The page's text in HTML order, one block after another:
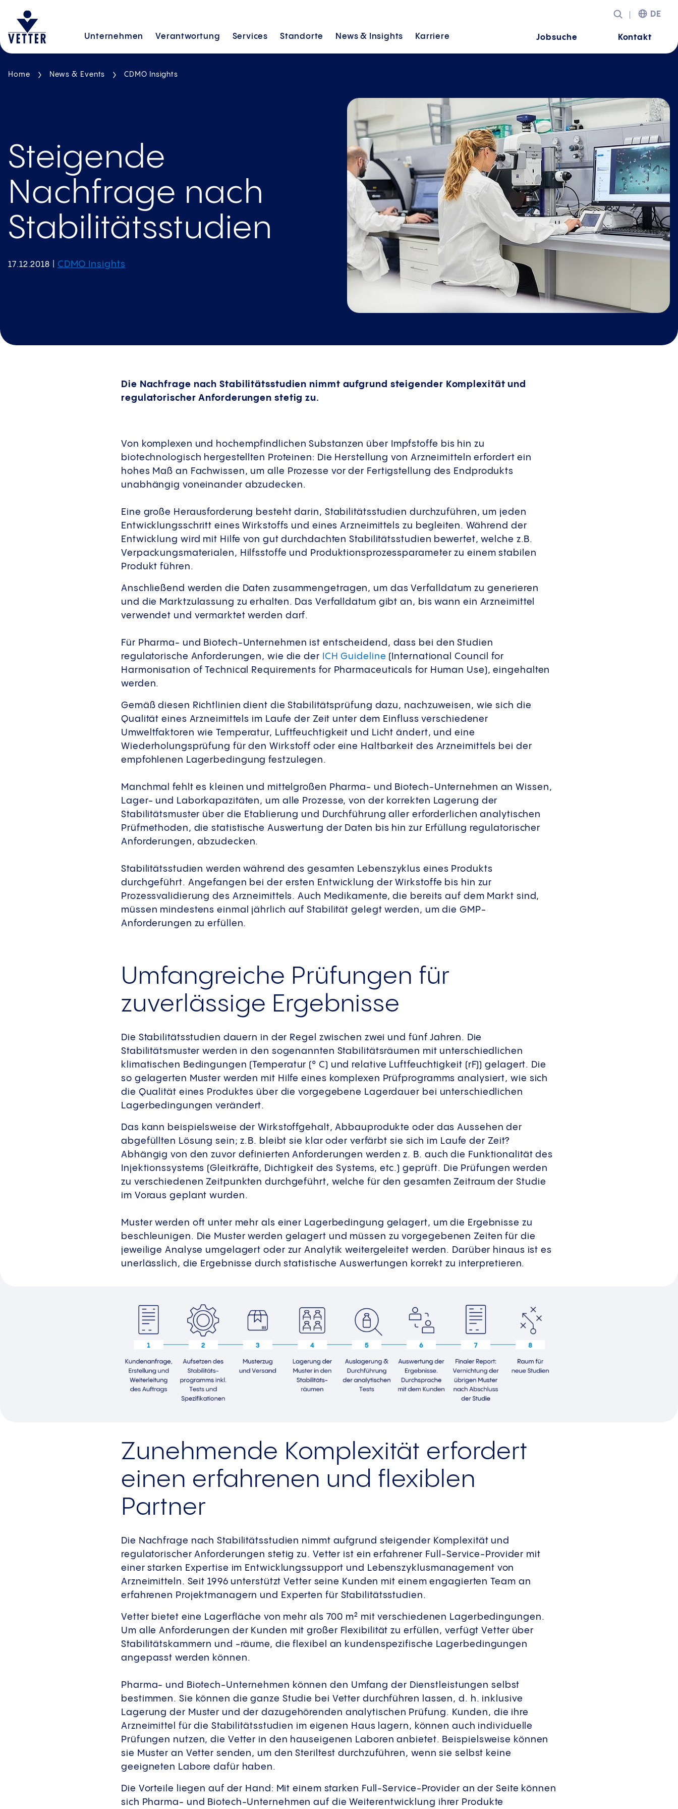
Unternehmen Verantwortung Services Standorte News & Insights Karriere
DE
Jobsuche Kontakt
Home News & Events CDMO Insights
Steigende
Nachfrage nach
Stabilitätsstudien
17.12.2018 CDMO Insights
Die Nachfrage nach Stabilitätsstudien nimmt aufgrund steigender Komplexität und
regulatorischer Anforderungen stetig zu.
Von komplexen und hochempfindlichen Substanzen über Impfstoffe bis hin zu
biotechnologisch hergestellten Proteinen: Die Herstellung von Arzneimitteln erfordert ein
hohes Maß an Fachwissen, um alle Prozesse vor der Fertigstellung des Endprodukts
unabhängig voneinander abzudecken.
Eine große Herausforderung besteht darin, Stabilitätsstudien durchzuführen, um jeden
Entwicklungsschritt eines Wirkstoffs und eines Arzneimittels zu begleiten. Während der
Entwicklung wird mit Hilfe von gut durchdachten Stabilitätsstudien bewertet, welche z.B.
Verpackungsmaterialen, Hilfsstoffe und Produktionsprozessparameter zu einem stabilen
Produkt führen.
Anschließend werden die Daten zusammengetragen, um das Verfalldatum zu generieren
und die Marktzulassung zu erhalten. Das Verfalldatum gibt an, bis wann ein Arzneimittel
verwendet und vermarktet werden darf.
Für Pharma- und Biotech-Unternehmen ist entscheidend, dass bei den Studien
regulatorische Anforderungen, wie die der ICH Guideline (International Council for
Harmonisation of Technical Requirements for Pharmaceuticals for Human Use), eingehalten
werden.
Gemäß diesen Richtlinien dient die Stabilitätsprüfung dazu, nachzuweisen, wie sich die
Qualität eines Arzneimittels im Laufe der Zeit unter dem Einfluss verschiedener
Umweltfaktoren wie Temperatur, Luftfeuchtigkeit und Licht ändert, und eine
Wiederholungsprüfung für den Wirkstoff oder eine Haltbarkeit des Arzneimittels bei der
empfohlenen Lagerbedingung festzulegen.
Manchmal fehlt es kleinen und mittelgroßen Pharma- und Biotech-Unternehmen an Wissen,
Lager- und Laborkapazitäten, um alle Prozesse, von der korrekten Lagerung der
Stabilitätsmuster über die Etablierung und Durchführung aller erforderlichen analytischen
Prüfmethoden, die statistische Auswertung der Daten bis hin zur Erfüllung regulatorischer
Anforderungen, abzudecken.
Stabilitätsstudien werden während des gesamten Lebenszyklus eines Produkts
durchgeführt. Angefangen bei der ersten Entwicklung der Wirkstoffe bis hin zur
Prozessvalidierung des Arzneimittels. Auch Medikamente, die bereits auf dem Markt sind,
müssen mindestens einmal jährlich auf Stabilität gelegt werden, um die GMP-
Anforderungen zu erfüllen.
Umfangreiche Prüfungen für
zuverlässige Ergebnisse
Die Stabilitätsstudien dauern in der Regel zwischen zwei und fünf Jahren. Die
Stabilitätsmuster werden in den sogenannten Stabilitätsräumen mit unterschiedlichen
klimatischen Bedingungen (Temperatur (° C) und relative Luftfeuchtigkeit (rF)) gelagert. Die
so gelagerten Muster werden mit Hilfe eines komplexen Prüfprogramms analysiert, wie sich
die Qualität eines Produktes über die vorgegebene Lagerdauer bei unterschiedlichen
Lagerbedingungen verändert.
Das kann beispielsweise der Wirkstoffgehalt, Abbauprodukte oder das Aussehen der
abgefüllten Lösung sein; z.B. bleibt sie klar oder verfärbt sie sich im Laufe der Zeit?
Abhängig von den zuvor definierten Anforderungen werden z. B. auch die Funktionalität des
Injektionssystems (Gleitkräfte, Dichtigkeit des Systems, etc.) geprüft. Die Prüfungen werden
zu verschiedenen Zeitpunkten durchgeführt, welche für den gesamten Zeitraum der Studie
im Voraus geplant wurden.
Muster werden oft unter mehr als einer Lagerbedingung gelagert, um die Ergebnisse zu
beschleunigen. Die Muster werden gelagert und müssen zu vorgegebenen Zeiten für die
jeweilige Analyse umgelagert oder zur Analytik weitergeleitet werden. Darüber hinaus ist es
unerlässlich, die Ergebnisse durch statistische Auswertungen korrekt zu interpretieren.
Zunehmende Komplexität erfordert
einen erfahrenen und flexiblen
Partner
Die Nachfrage nach Stabilitätsstudien nimmt aufgrund steigender Komplexität und
regulatorischer Anforderungen stetig zu. Vetter ist ein erfahrener Full-Service-Provider mit
einer starken Expertise im Entwicklungssupport und Lebenszyklusmanagement von
Arzneimitteln. Seit 1996 unterstützt Vetter seine Kunden mit einem engagierten Team an
erfahrenen Projektmanagern und Experten für Stabilitätsstudien.
Vetter bietet eine Lagerfläche von mehr als 700 m² mit verschiedenen Lagerbedingungen.
Um alle Anforderungen der Kunden mit großer Flexibilität zu erfüllen, verfügt Vetter über
Stabilitätskammern und -räume, die flexibel an kundenspezifische Lagerbedingungen
angepasst werden können.
Pharma- und Biotech-Unternehmen können den Umfang der Dienstleistungen selbst
bestimmen. Sie können die ganze Studie bei Vetter durchführen lassen, d. h. inklusive
Lagerung der Muster und der dazugehörenden analytischen Prüfung. Kunden, die ihre
Arzneimittel für die Stabilitätsstudien im eigenen Haus lagern, können auch individuelle
Prüfungen nutzen, die Vetter in den hauseigenen Laboren anbietet. Beispielsweise können
sie Muster an Vetter senden, um den Steriltest durchzuführen, wenn sie selbst keine
geeigneten Labore dafür haben.
Die Vorteile liegen auf der Hand: Mit einem starken Full-Service-Provider an der Seite können
sich Pharma- und Biotech-Unternehmen auf die Weiterentwicklung ihrer Produkte